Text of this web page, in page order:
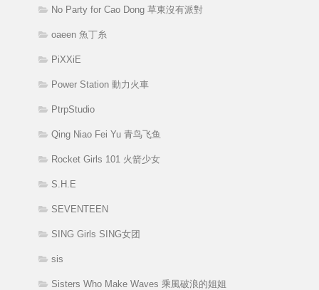
No Party for Cao Dong 草東沒有派對
oaeen 魚丁糸
PiXXiE
Power Station 動力火車
PtrpStudio
Qing Niao Fei Yu 青鸟飞鱼
Rocket Girls 101 火箭少女
S.H.E
SEVENTEEN
SING Girls SING女团
sis
Sisters Who Make Waves 乘風破浪的姐姐